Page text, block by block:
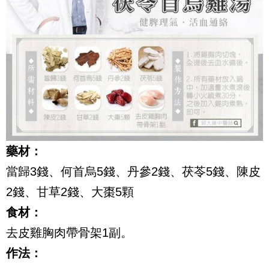
藥材：
當歸3錢、何首烏5錢、丹參2錢、茯苓5錢、陳皮
2錢、甘草2錢、大棗5顆
食材：
去皮雞胸肉帶骨架1副。
作法：